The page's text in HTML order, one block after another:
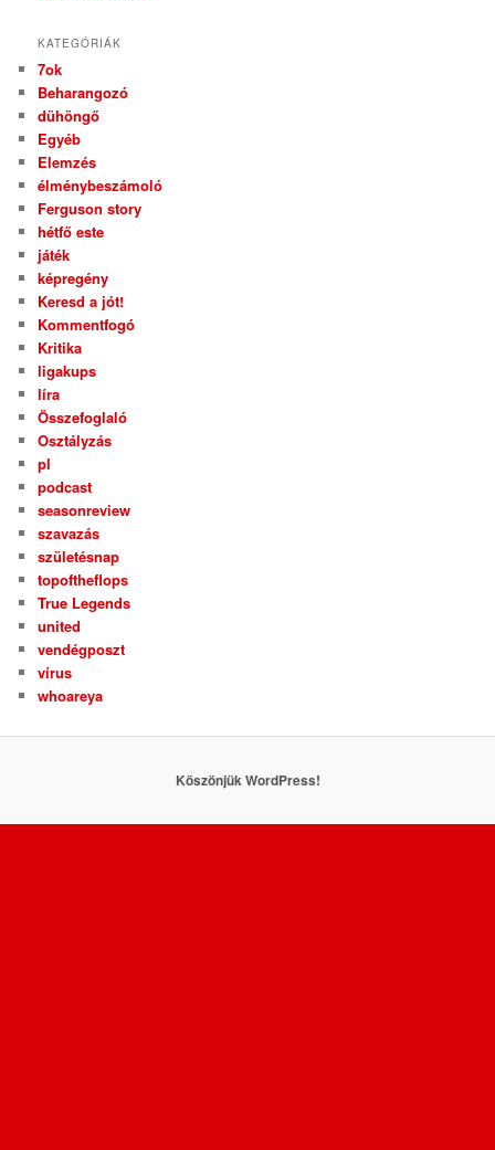
KATEGÓRIÁK
7ok
Beharangozó
dühöngő
Egyéb
Elemzés
élménybeszámoló
Ferguson story
hétfő este
játék
képregény
Keresd a jót!
Kommentfogó
Kritika
ligakups
líra
Összefoglaló
Osztályzás
pl
podcast
seasonreview
szavazás
születésnap
topoftheflops
True Legends
united
vendégposzt
vírus
whoareya
Köszönjük WordPress!